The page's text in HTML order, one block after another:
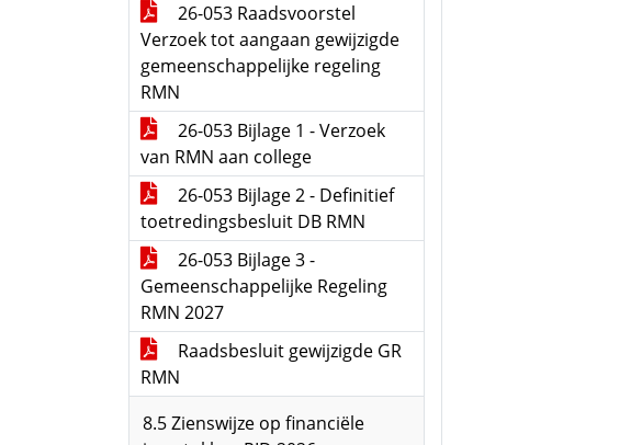
26-053 Raadsvoorstel
Verzoek tot aangaan gewijzigde
gemeenschappelijke regeling
RMN
26-053 Bijlage 1 - Verzoek
van RMN aan college
26-053 Bijlage 2 - Definitief
toetredingsbesluit DB RMN
26-053 Bijlage 3 -
Gemeenschappelijke Regeling
RMN 2027
Raadsbesluit gewijzigde GR
RMN
8.5 Zienswijze op financiële